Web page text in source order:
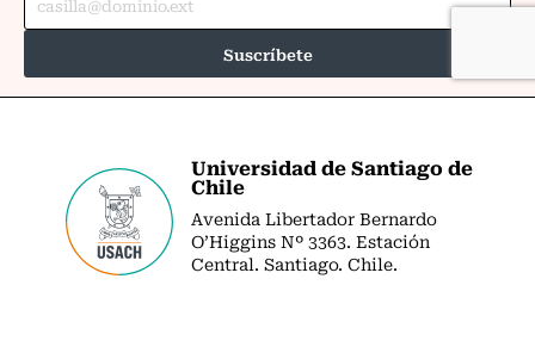
Universidad de Santiago de
Chile
Avenida Libertador Bernardo
O’Higgins Nº 3363. Estación
Central. Santiago. Chile.